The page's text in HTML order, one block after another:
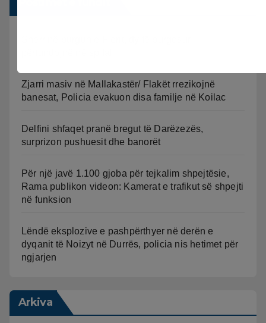
Zjarri masiv në Mallakastër/ Flakët rrezikojnë
banesat, Policia evakuon disa familje në Koilac
Delfini shfaqet pranë bregut të Darëzezës,
surprizon pushuesit dhe banorët
Për një javë 1.100 gjoba për tejkalim shpejtësie,
Rama publikon videon: Kamerat e trafikut së shpejti
në funksion
Lëndë eksplozive e pashpërthyer në derën e
dyqanit të Noizyt në Durrës, policia nis hetimet për
ngjarjen
Arkiva